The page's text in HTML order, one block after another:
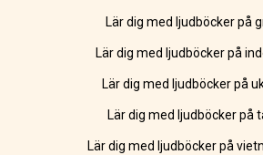
Lär dig med ljudböcker på
Lär dig med ljudböcker på
Lär dig med ljudböcker på
Lär dig med ljudböcker på
Lär dig med ljudböcker på